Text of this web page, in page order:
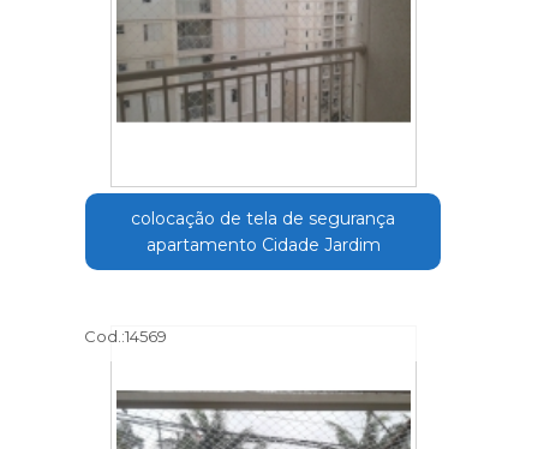
colocação de tela de segurança
apartamento Cidade Jardim
Cod.:14569